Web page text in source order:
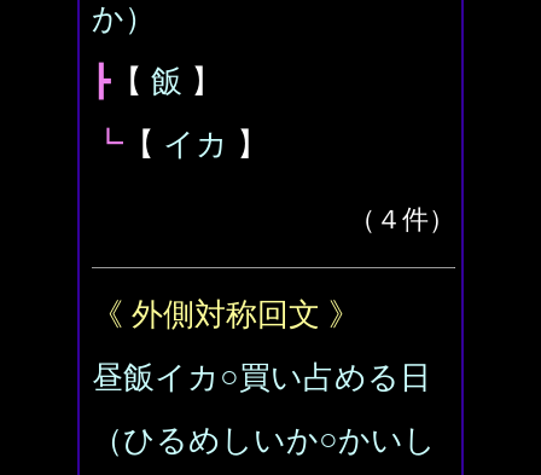
か）
┣ 【 飯 】
┗ 【 イカ 】
（４件）
《 外側対称回文 》
昼飯イカ○買い占める日
（ひるめしいか○かいし